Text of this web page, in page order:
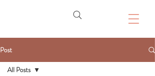
Post
All Posts